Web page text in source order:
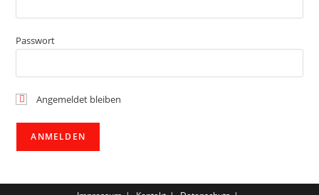
Passwort
Angemeldet bleiben